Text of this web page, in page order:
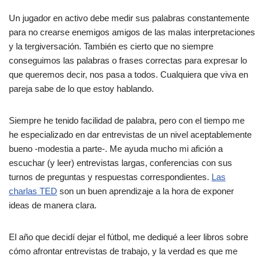
Un jugador en activo debe medir sus palabras constantemente
para no crearse enemigos amigos de las malas interpretaciones
y la tergiversación. También es cierto que no siempre
conseguimos las palabras o frases correctas para expresar lo
que queremos decir, nos pasa a todos. Cualquiera que viva en
pareja sabe de lo que estoy hablando.
Siempre he tenido facilidad de palabra, pero con el tiempo me
he especializado en dar entrevistas de un nivel aceptablemente
bueno -modestia a parte-. Me ayuda mucho mi afición a
escuchar (y leer) entrevistas largas, conferencias con sus
turnos de preguntas y respuestas correspondientes. Las
charlas TED son un buen aprendizaje a la hora de exponer
ideas de manera clara.
El año que decidí dejar el fútbol, me dediqué a leer libros sobre
cómo afrontar entrevistas de trabajo, y la verdad es que me